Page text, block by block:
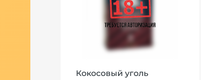
Кокосовый уголь